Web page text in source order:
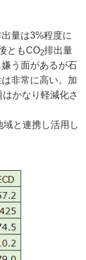
量は3%程度に
ともCO2排出量
う面があるが石
非常に高い。加
はかなり軽減化さ
と連携し活用し